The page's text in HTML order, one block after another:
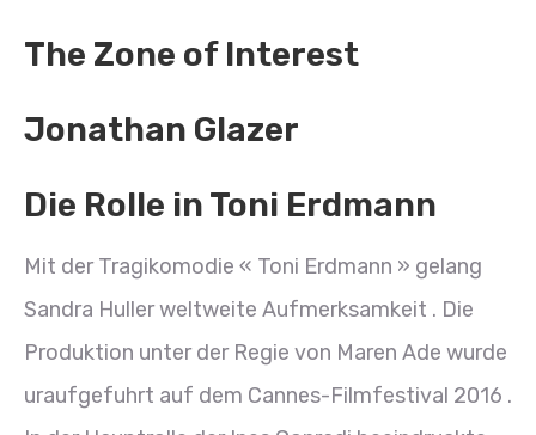
The Zone of Interest
Jonathan Glazer
Die Rolle in Toni Erdmann
Mit der Tragikomodie « Toni Erdmann » gelang
Sandra Huller weltweite Aufmerksamkeit . Die
Produktion unter der Regie von Maren Ade wurde
uraufgefuhrt auf dem Cannes-Filmfestival 2016 .